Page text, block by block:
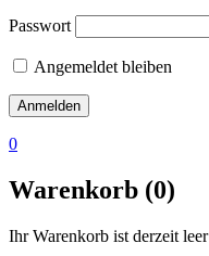
Passwort
Angemeldet bleiben
0
Warenkorb (0)
Ihr Warenkorb ist derzeit leer